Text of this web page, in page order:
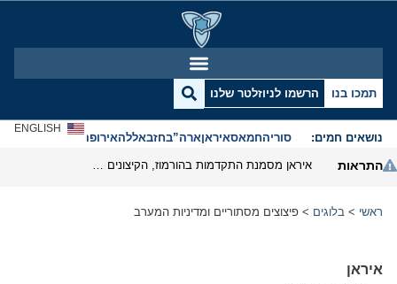
תמכו בנו הרשמו לניוזלטר שלנו
נושאים חמים: סוריהחמאסאיראןארה”בחזבאללהאירופהאנטישמיות
ENGLISH
התראות
ראשי > בלוגים > פיצוצים מסתוריים ומדיניות המערב
איראן